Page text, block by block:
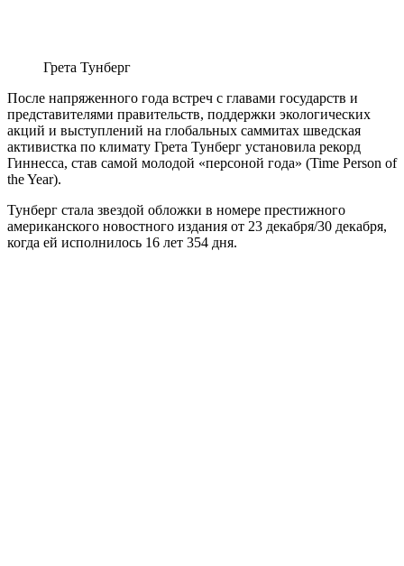
Грета Тунберг
После напряженного года встреч с главами государств и
представителями правительств, поддержки экологических
акций и выступлений на глобальных саммитах шведская
активистка по климату Грета Тунберг установила рекорд
Гиннесса, став самой молодой «персоной года» (Time Person of
the Year).
Тунберг стала звездой обложки в номере престижного
американского новостного издания от 23 декабря/30 декабря,
когда ей исполнилось 16 лет 354 дня.